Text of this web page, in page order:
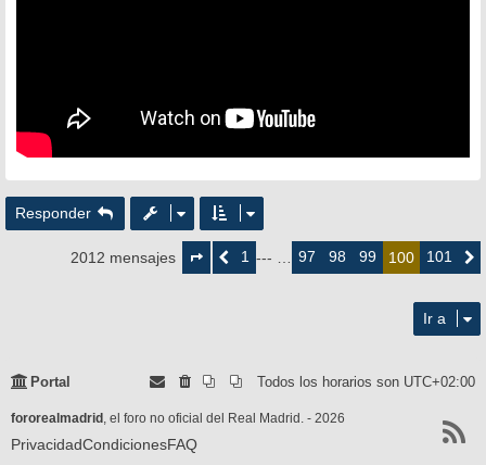
Responder
2012 mensajes
Página
deAnterior
1 --- … 97 98 99 100 101
Ir a
Portal Todos los horarios son UTC+02:00
fororealmadrid , el foro no oficial del Real Madrid. - 2026
PrivacidadCondicionesFAQ